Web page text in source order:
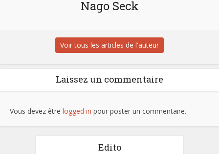
Nago Seck
Voir tous les articles de l'auteur
Laissez un commentaire
Vous devez être logged in pour poster un commentaire.
Edito